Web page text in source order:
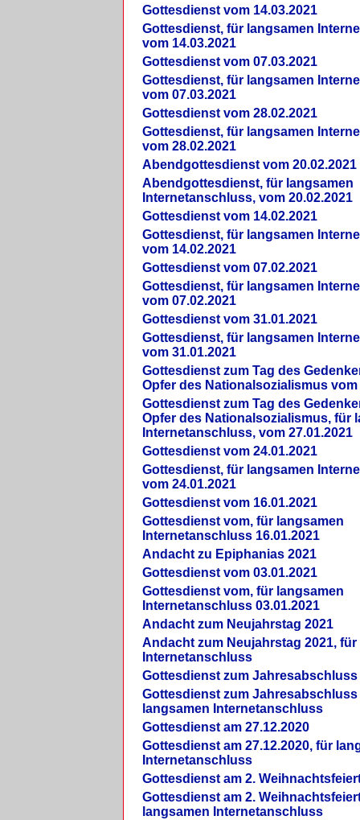
Gottesdienst vom 14.03.2021
Gottesdienst, für langsamen
vom 14.03.2021
Gottesdienst vom 07.03.2021
Gottesdienst, für langsamen
vom 07.03.2021
Gottesdienst vom 28.02.2021
Gottesdienst, für langsamen
vom 28.02.2021
Abendgottesdienst vom 20.02.2021
Abendgottesdienst, für langsamen
Internetanschluss, vom 20.02.2021
Gottesdienst vom 14.02.2021
Gottesdienst, für langsamen
vom 14.02.2021
Gottesdienst vom 07.02.2021
Gottesdienst, für langsamen
vom 07.02.2021
Gottesdienst vom 31.01.2021
Gottesdienst, für langsamen
vom 31.01.2021
Gottesdienst zum Tag des
Opfer des Nationalsozialismus vom
Gottesdienst zum Tag des
Opfer des Nationalsozialismus, für
Internetanschluss, vom 27.01.2021
Gottesdienst vom 24.01.2021
Gottesdienst, für langsamen
vom 24.01.2021
Gottesdienst vom 16.01.2021
Gottesdienst vom, für langsamen
Internetanschluss 16.01.2021
Andacht zu Epiphanias 2021
Gottesdienst vom 03.01.2021
Gottesdienst vom, für langsamen
Internetanschluss 03.01.2021
Andacht zum Neujahrstag 2021
Andacht zum Neujahrstag 2021,
Internetanschluss
Gottesdienst zum Jahresabschluss
Gottesdienst zum Jahresabschluss
langsamen Internetanschluss
Gottesdienst am 27.12.2020
Gottesdienst am 27.12.2020, für
Internetanschluss
Gottesdienst am 2.
Gottesdienst am 2.
langsamen Internetanschluss